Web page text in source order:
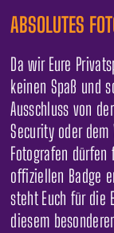
ABSOLUTES
Da wir Eure
keinen Spaß und
Ausschluss von
Security oder
Fotografen
offiziellen Badge
steht Euch für die
diesem